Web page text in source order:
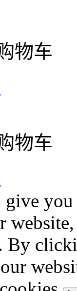
物车
物车
give
By